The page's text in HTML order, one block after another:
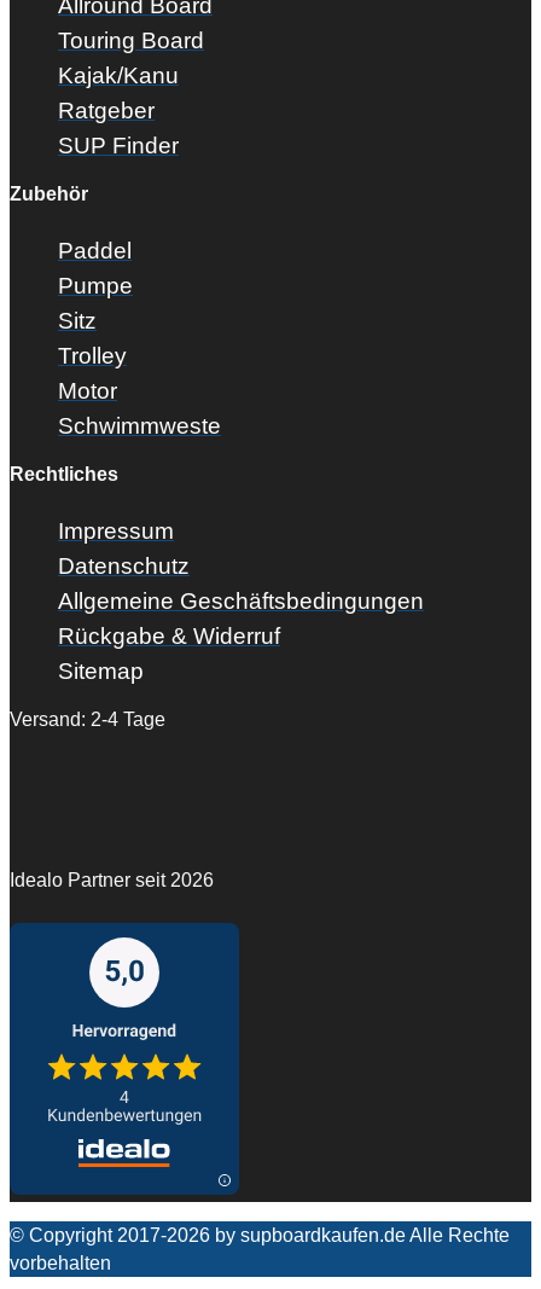
Allround Board
Touring Board
Kajak/Kanu
Ratgeber
SUP Finder
Zubehör
Paddel
Pumpe
Sitz
Trolley
Motor
Schwimmweste
Rechtliches
Impressum
Datenschutz
Allgemeine Geschäftsbedingungen
Rückgabe & Widerruf
Sitemap
Versand: 2-4 Tage
Idealo Partner seit 2026
© Copyright 2017-2026 by supboardkaufen.de Alle Rechte
vorbehalten